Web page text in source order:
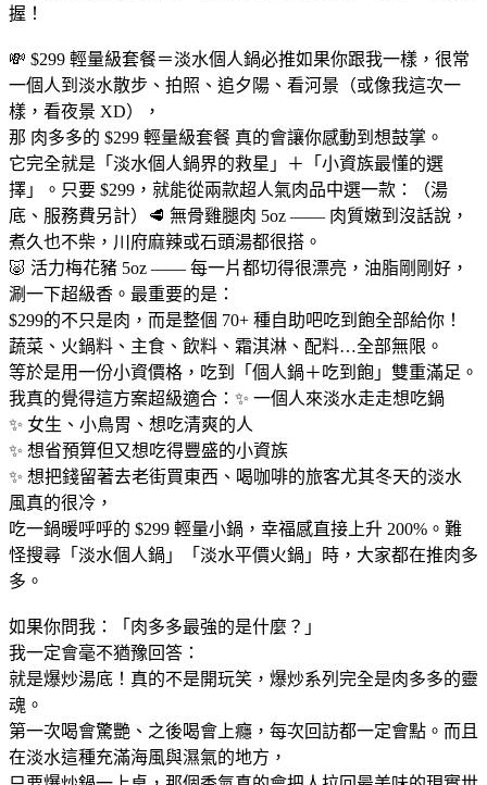
握！
💸 $299 輕量級套餐＝淡水個人鍋必推如果你跟我一樣，很常
一個人到淡水散步、拍照、追夕陽、看河景（或像我這次一
樣，看夜景 XD），
那 肉多多的 $299 輕量級套餐 真的會讓你感動到想鼓掌。
它完全就是「淡水個人鍋界的救星」＋「小資族最懂的選
擇」。只要 $299，就能從兩款超人氣肉品中選一款：（湯
底、服務費另計）🥩 無骨雞腿肉 5oz —— 肉質嫩到沒話說，
煮久也不柴，川府麻辣或石頭湯都很搭。
🐷 活力梅花豬 5oz —— 每一片都切得很漂亮，油脂剛剛好，
涮一下超級香。最重要的是：
$299的不只是肉，而是整個 70+ 種自助吧吃到飽全部給你！
蔬菜、火鍋料、主食、飲料、霜淇淋、配料…全部無限。
等於是用一份小資價格，吃到「個人鍋＋吃到飽」雙重滿足。
我真的覺得這方案超級適合：✨ 一個人來淡水走走想吃鍋
✨ 女生、小鳥胃、想吃清爽的人
✨ 想省預算但又想吃得豐盛的小資族
✨ 想把錢留著去老街買東西、喝咖啡的旅客尤其冬天的淡水
風真的很冷，
吃一鍋暖呼呼的 $299 輕量小鍋，幸福感直接上升 200%。難
怪搜尋「淡水個人鍋」「淡水平價火鍋」時，大家都在推肉多
多。
如果你問我：「肉多多最強的是什麼？」
我一定會毫不猶豫回答：
就是爆炒湯底！真的不是開玩笑，爆炒系列完全是肉多多的靈
魂。
第一次喝會驚艷、之後喝會上癮，每次回訪都一定會點。而且
在淡水這種充滿海風與濕氣的地方，